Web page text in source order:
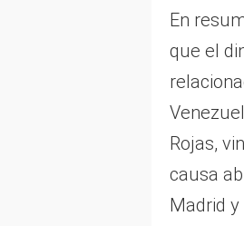
En
que el
Rojas,
causa
Madrid